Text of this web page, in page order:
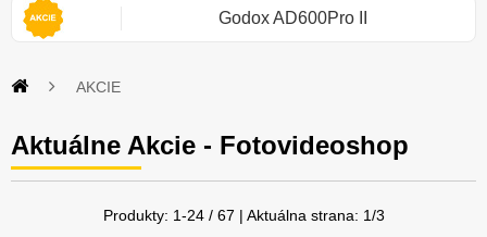
2S Godox AD600Pro II
AKCIE
Aktuálne Akcie - Fotovideoshop
Produkty: 1-24/ 67 | Aktuálna strana: 1/3